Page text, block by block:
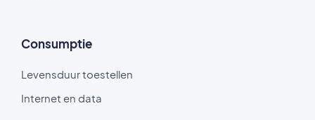
Consumptie
Levensduur toestellen
Internet en data